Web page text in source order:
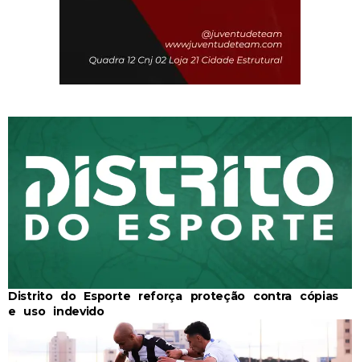
Distrito do Esporte reforça proteção contra cópias
e uso indevido